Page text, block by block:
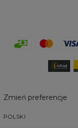
Zmień preferencje
POLSKI